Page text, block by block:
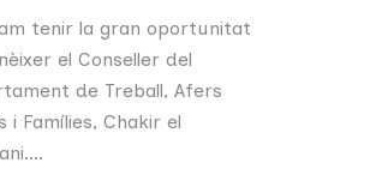
tenir la gran oportunitat
el Conseller del
de Treball, Afers
i Famílies, Chakir el